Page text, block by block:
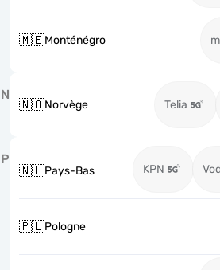
🇲🇪Monténégro
N
🇳🇴Norvège Telia
P
🇳🇱Pays-Bas KPN
🇵🇱Pologne